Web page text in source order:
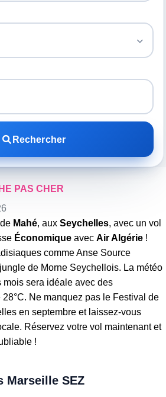
Rechercher
PAS CHER
Mahé, aux Seychelles, avec un vol
Économique avec Air Algérie !
comme Anse Source
de Morne Seychellois. La météo
mois sera idéale avec des
Ne manquez pas le Festival de
en septembre et laissez-vous
Réservez votre vol maintenant et
!
Marseille SEZ